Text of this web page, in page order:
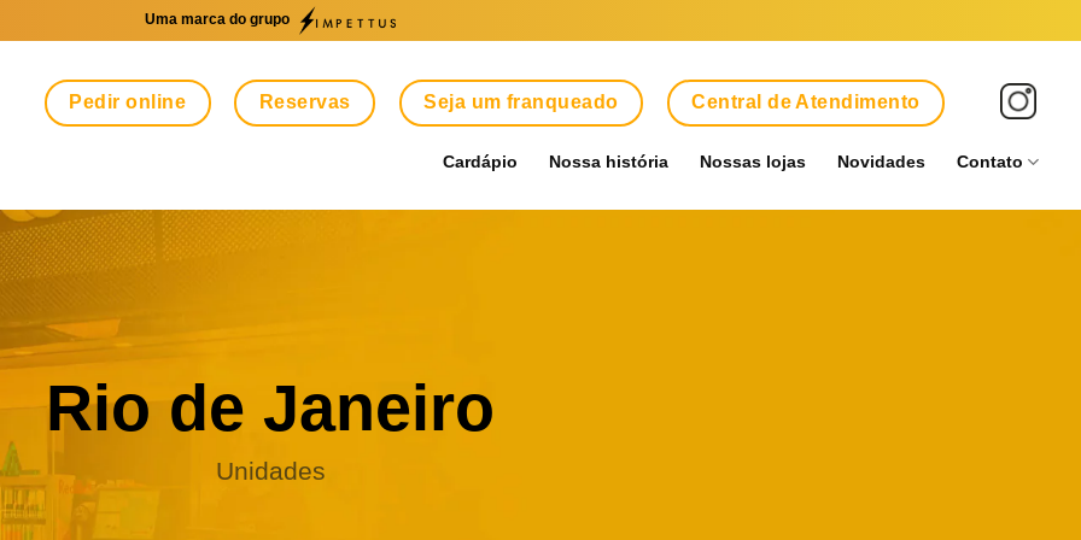
Uma marca do grupo
Pedir online Reservas Seja um franqueado Central de Atendimento
Cardápio Nossa história Nossas lojas Novidades Contato
Rio de Janeiro
Unidades